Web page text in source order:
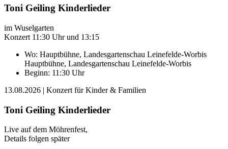
Toni Geiling Kinderlieder
im Wuselgarten
Konzert 11:30 Uhr und 13:15
Wo: Hauptbühne, Landesgartenschau Leinefelde-Worbis
Hauptbühne, Landesgartenschau Leinefelde-Worbis
Beginn: 11:30 Uhr
13.08.2026 | Konzert für Kinder & Familien
Toni Geiling Kinderlieder
Live auf dem Möhrenfest,
Details folgen später